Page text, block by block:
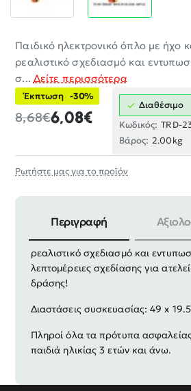
Παιδικό ηλεκτρονικό όπλο με ήχο
ρεαλιστικό σχεδιασμό και
σ... Δείτε περισσότερα
Έκπτωση -30%
6,08€
8,68€
Διαθέσιμο
Κωδικός: TRD-
Βάρος: 2.00kg
Ρωτήστε μας για το προϊόν
Περιγραφή
Παιδικό ηλεκτρονικό όπλο με ήχο
ρεαλιστικό σχεδιασμό και
λεπτομέρειες σχεδίασης για
δράσης!
Διαστάσεις συσκευασίας: 49 x
Πληροί όλα τα πρότυπα
παιδιά ηλικίας 3 ετών και άνω.